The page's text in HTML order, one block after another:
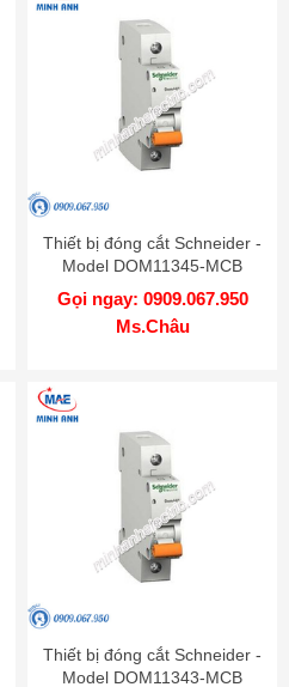
Thiết bị đóng cắt Schneider -
Model DOM11345-MCB
Gọi ngay: 0909.067.950
Ms.Châu
Thiết bị đóng cắt Schneider -
Model DOM11343-MCB